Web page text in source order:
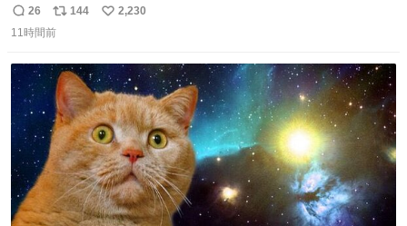
本郵政 @JapanPostHD_PR
返
信
26
リ
ポ
ト
数
144
い
数
2,230
11時間前